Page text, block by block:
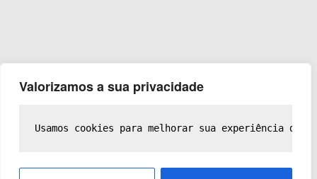
Valorizamos a sua privacidade
Usamos cookies para melhorar sua experiência